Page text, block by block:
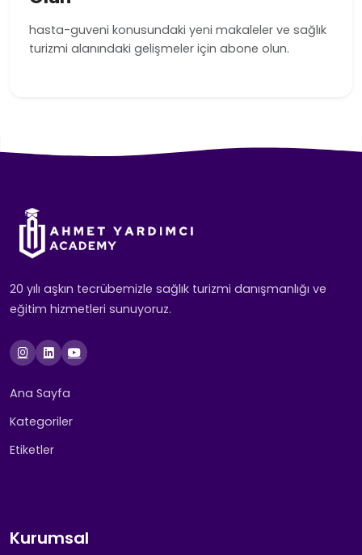
hasta-guveni konusundaki yeni makaleler ve sağlık
turizmi alanındaki gelişmeler için abone olun.
20 yılı aşkın tecrübemizle sağlık turizmi danışmanlığı ve
eğitim hizmetleri sunuyoruz.
Ana Sayfa
Kategoriler
Etiketler
Kurumsal